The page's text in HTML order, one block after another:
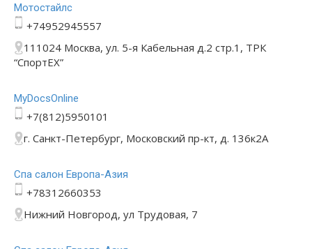
Мотостайлс
+74952945557
111024 Москва, ул. 5-я Кабельная д.2 стр.1, ТРК
“СпортЕХ”
MyDocsOnline
+7(812)5950101
г. Санкт-Петербург, Московский пр-кт, д. 136к2А
Спа салон Европа-Азия
+78312660353
Нижний Новгород, ул Трудовая, 7